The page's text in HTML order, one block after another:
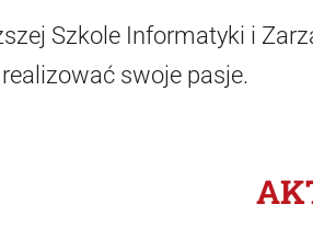
Szkole Informatyki i
swoje pasje.